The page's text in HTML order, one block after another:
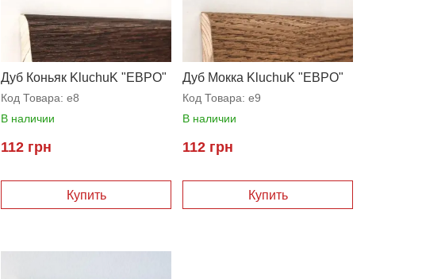
Дуб Коньяк KluchuK "ЕВРО"
Код Товара: e8
В наличии
112 грн
Дуб Мокка KluchuK "ЕВРО"
Код Товара: e9
В наличии
112 грн